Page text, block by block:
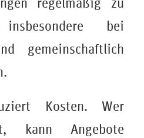
insbesondere bei
gemeinschaftlich
Kosten. Wer
kann Angebote